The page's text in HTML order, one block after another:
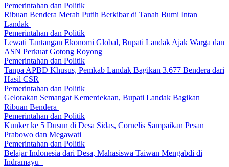
Pemerintahan dan Politik
Ribuan Bendera Merah Putih Berkibar di Tanah Bumi Intan
Landak
Pemerintahan dan Politik
Lewati Tantangan Ekonomi Global, Bupati Landak Ajak Warga dan
ASN Perkuat Gotong Royong
Pemerintahan dan Politik
Tanpa APBD Khusus, Pemkab Landak Bagikan 3.677 Bendera dari
Hasil CSR
Pemerintahan dan Politik
Gelorakan Semangat Kemerdekaan, Bupati Landak Bagikan
Ribuan Bendera
Pemerintahan dan Politik
Kunker ke 5 Dusun di Desa Sidas, Cornelis Sampaikan Pesan
Prabowo dan Megawati
Pemerintahan dan Politik
Belajar Indonesia dari Desa, Mahasiswa Taiwan Mengabdi di
Indramayu